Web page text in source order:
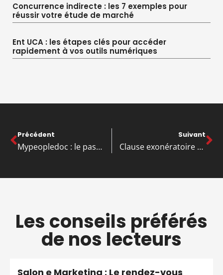
Concurrence indirecte : les 7 exemples pour
réussir votre étude de marché
Ent UCA : les étapes clés pour accéder
rapidement à vos outils numériques
Précédent
Mypeopledoc : le pas-à-pas pour activer et télécharger vos bulletins de paie ?
Suivant
Clause exonératoire de responsabilité : la validité et les limites juridiques ?
Les conseils préférés
de nos lecteurs
Salon e Marketing : Le rendez-vous